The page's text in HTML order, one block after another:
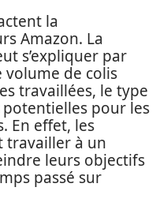
la
Amazon. La
s’expliquer par
volume de colis
travaillées, le type
pour les
En effet, les
travailler à un
leurs objectifs
passé sur